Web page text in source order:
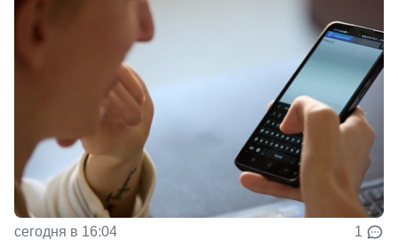
сегодня в 16:04 1